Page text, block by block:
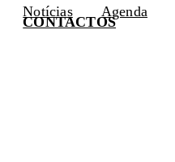
Notícias Agenda
CONTACTOS